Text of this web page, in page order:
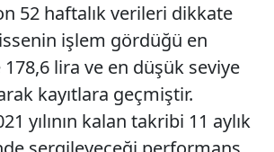
52 haftalık verileri dikkate
işlem gördüğü en
lira ve en düşük seviye
kayıtlara geçmiştir.
yılının kalan takribi 11 aylık